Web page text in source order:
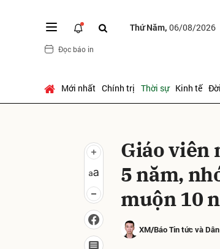
Thứ Năm, 06/08/2026
Đọc báo in
Mới nhất Chính trị Thời sự Kinh tế
Giáo viên
5 năm,
muộn 10
XM/Báo Tin tức và